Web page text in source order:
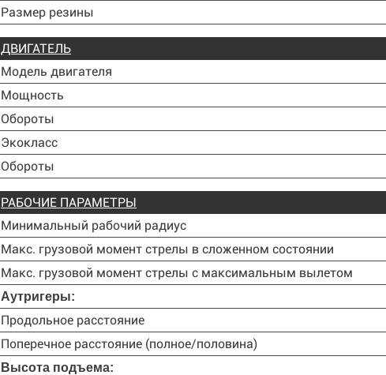
Размер резины
ДВИГАТЕЛЬ
Модель двигателя
Мощность
Обороты
Экокласс
Обороты
РАБОЧИЕ ПАРАМЕТРЫ
Минимальный рабочий радиус
Макс. грузовой момент стрелы в сложенном состоянии
Макс. грузовой момент стрелы с максимальным вылетом
Аутригеры:
Продольное расстояние
Поперечное расстояние (полное/половина)
Высота подъема: